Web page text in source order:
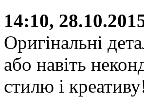
14:10,
Оригінальні
або навіть
стилю і